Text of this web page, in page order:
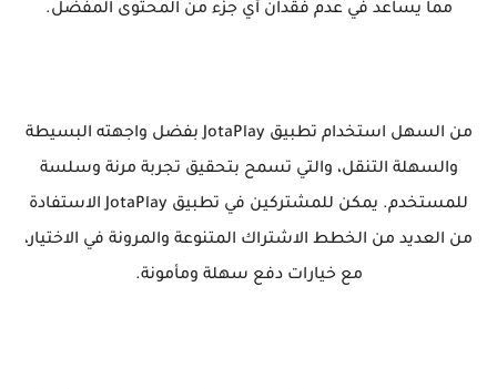
مما يساعد في عدم فقدان أي جزء من المحتوى المفضل.
من السهل استخدام تطبيق JotaPlay بفضل واجهته البسيطة
والسهلة التنقل، والتي تسمح بتحقيق تجربة مرنة وسلسة
للمستخدم. يمكن للمشتركين في تطبيق JotaPlay الاستفادة
من العديد من الخطط الاشتراك المتنوعة والمرونة في الاختيار،
مع خيارات دفع سهلة ومأمونة.